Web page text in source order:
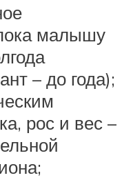
малышу
– до года);
рос и вес –